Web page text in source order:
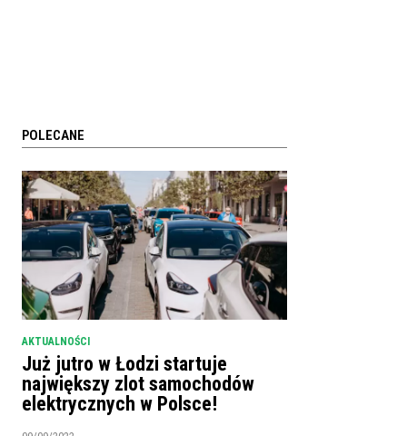
POLECANE
AKTUALNOŚCI
Już jutro w Łodzi startuje
największy zlot samochodów
elektrycznych w Polsce!